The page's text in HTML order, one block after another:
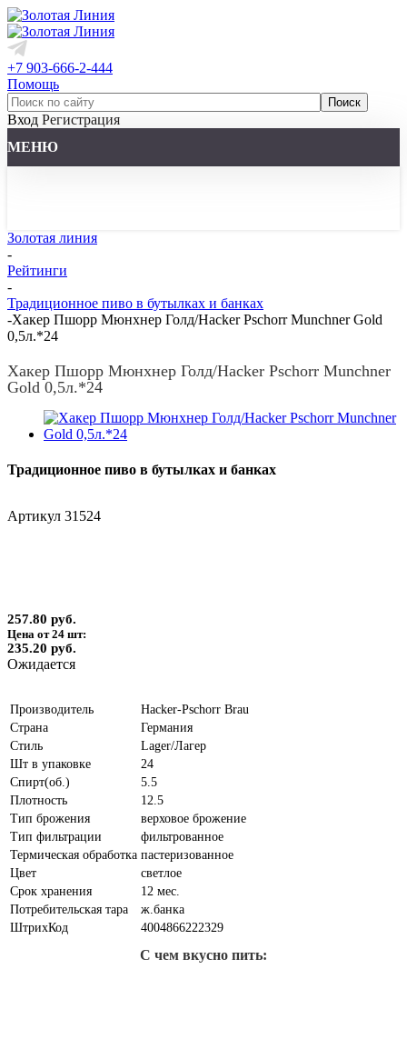
+7 903-666-2-444
Помощь
Вход Регистрация
МЕНЮ
Золотая линия
-
Рейтинги
-
Традиционное пиво в бутылках и банках
-Хакер Пшорр Мюнхнер Голд/Hacker Pschorr Munchner Gold
0,5л.*24
Хакер Пшорр Мюнхнер Голд/Hacker Pschorr Munchner
Gold 0,5л.*24
Традиционное пиво в бутылках и банках
Артикул 31524
257.80 руб.
Цена от 24 шт:
235.20 руб.
Ожидается
Производитель
Hacker-Pschorr Brau
Страна
Германия
Стиль
Lager/Лагер
Шт в упаковке
24
Спирт(об.)
5.5
Плотность
12.5
Тип брожения
верховое брожение
Тип фильтрации
фильтрованное
Термическая обработка пастеризованное
Цвет
светлое
Срок хранения
12 мес.
Потребительская тара
ж.банка
ШтрихКод
4004866222329
С чем вкусно пить: